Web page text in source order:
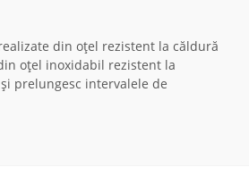
din oțel rezistent la căldură
oțel inoxidabil rezistent la
prelungesc intervalele de